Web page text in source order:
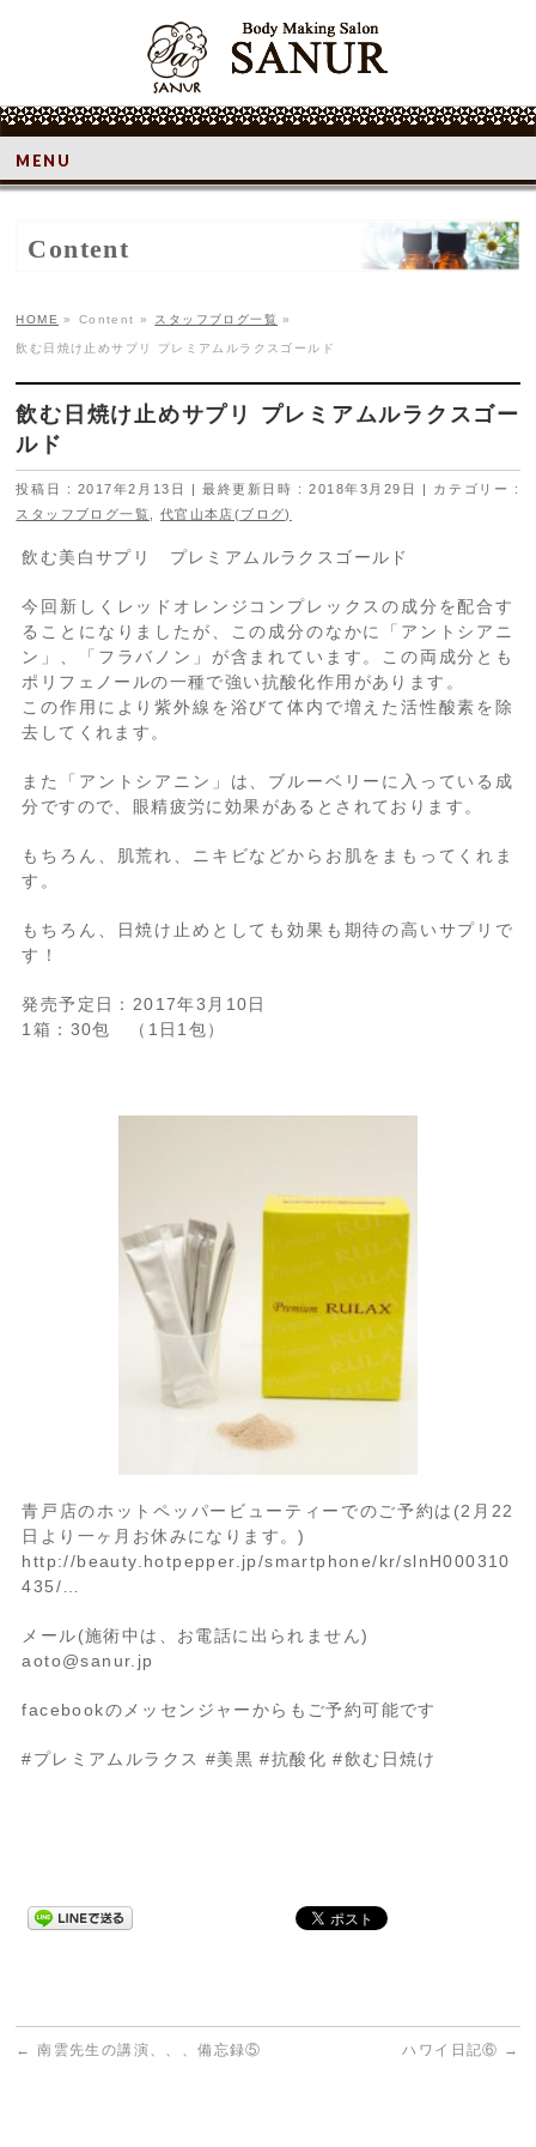
MENU
Content
HOME » Content » スタッフブログ一覧 »
飲む日焼け止めサプリ プレミアムルラクスゴールド
飲む日焼け止めサプリ プレミアムルラクスゴー
ルド
投稿日 : 2017年2月13日 最終更新日時 : 2018年3月29日
カテゴリー :
スタッフブログ一覧
代官山本店(ブログ)
飲む美白サプリ プレミアムルラクスゴールド
今回新しくレッドオレンジコンプレックスの成分を配合す
ることになりましたが、この成分のなかに「アントシアニ
ン」、「フラバノン」が含まれています。この両成分とも
ポリフェノールの一種で強い抗酸化作用があります。
この作用により紫外線を浴びて体内で増えた活性酸素を除
去してくれます。
また「アントシアニン」は、ブルーベリーに入っている成
分ですので、眼精疲労に効果があるとされております。
もちろん、肌荒れ、ニキビなどからお肌をまもってくれま
す。
もちろん、日焼け止めとしても効果も期待の高いサプリで
す！
発売予定日：2017年3月10日
1箱：30包 （1日1包）
青戸店のホットペッパービューティーでのご予約は(2月22
日より一ヶ月お休みになります。)
http://beauty.hotpepper.jp/smartphone/kr/slnH000310
435/…
メール(施術中は、お電話に出られません)
aoto@sanur.jp
facebookのメッセンジャーからもご予約可能です
#プレミアムルラクス #美黒 #抗酸化 #飲む日焼け
← 南雲先生の講演、、、備忘録⑤ ハワイ日記⑥ →